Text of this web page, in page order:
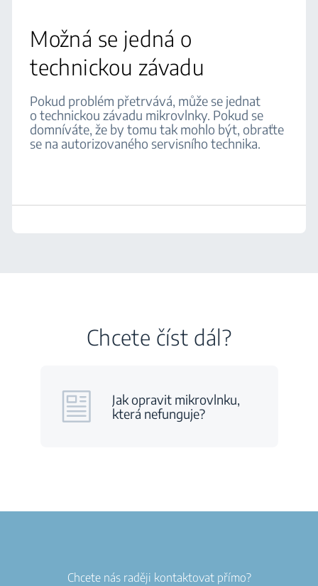
Možná se jedná o
technickou závadu
Pokud problém přetrvává, může se jednat
o technickou závadu mikrovlnky. Pokud se
domníváte, že by tomu tak mohlo být, obraťte
se na autorizovaného servisního technika.
Chcete číst dál?
Jak opravit mikrovlnku,
která nefunguje?
Chcete nás raději kontaktovat přímo?